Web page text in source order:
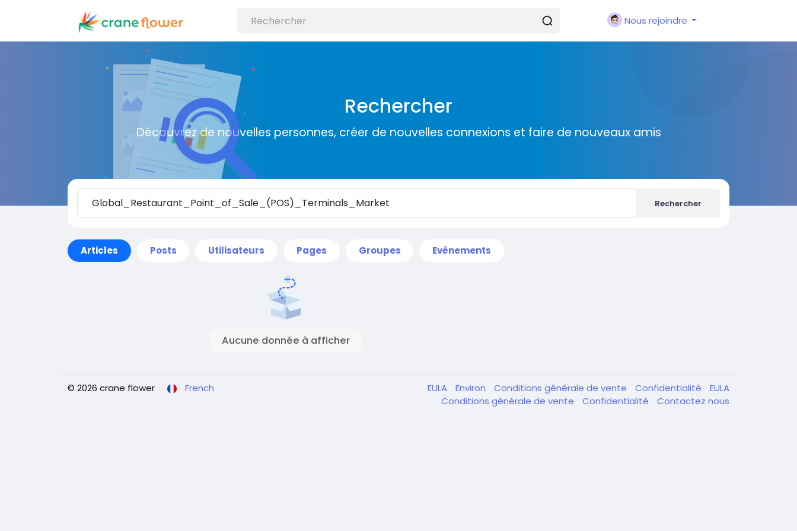
Nous rejoindre
Rechercher
Découvrez de nouvelles personnes, créer de nouvelles connexions et faire de nouveaux amis
Rechercher
Articles Posts Utilisateurs Pages Groupes Evènements
Aucune donnée à afficher
© 2026 crane flower French EULA Environ Conditions générale de vente Confidentialité
EULA
Conditions générale de vente
Confidentialité Contactez nous